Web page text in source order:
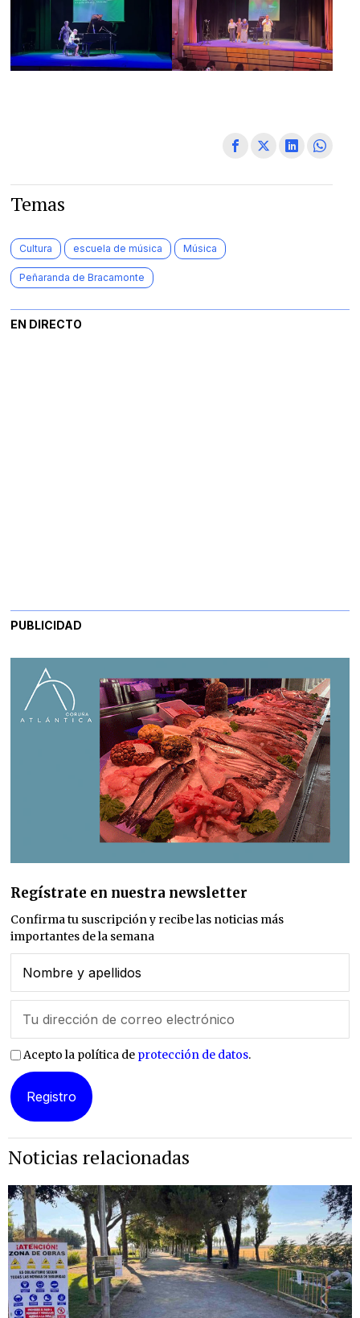
Temas
Cultura escuela de música Música
Peñaranda de Bracamonte
EN DIRECTO
PUBLICIDAD
Regístrate en nuestra newsletter
Confirma tu suscripción y recibe las noticias más
importantes de la semana
Acepto la política de protección de datos.
Noticias relacionadas